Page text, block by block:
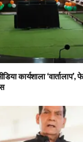
कार्यशाला